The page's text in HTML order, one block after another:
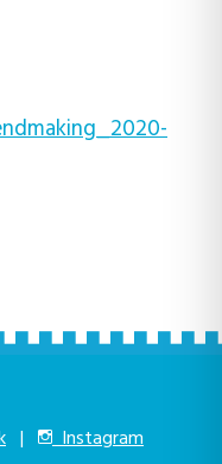
| Instagram